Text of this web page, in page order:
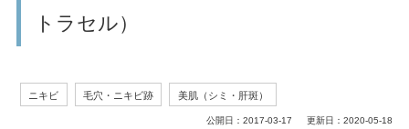
トラセル）
ニキビ 毛穴・ニキビ跡 美肌（シミ・肝斑）
公開日：2017-03-17 更新日：2020-05-18